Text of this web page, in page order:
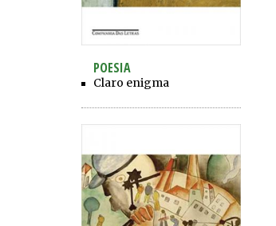
POESIA
Claro enigma